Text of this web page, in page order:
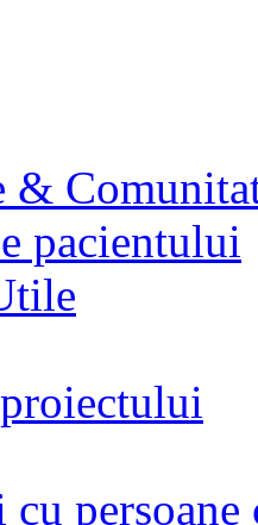
&
pacientului
persoane